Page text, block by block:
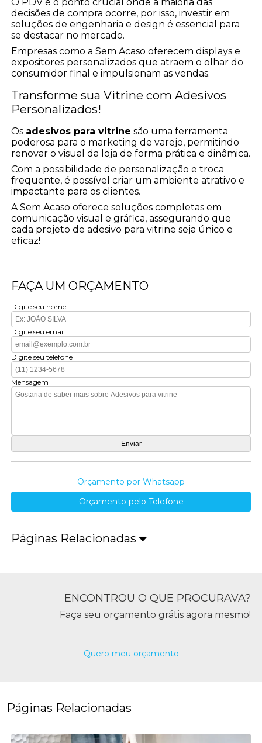
O PDV é o ponto crucial onde a maioria das
decisões de compra ocorre, por isso, investir em
soluções de engenharia e design é essencial para
se destacar no mercado.
Empresas como a Sem Acaso oferecem displays e
expositores personalizados que atraem o olhar do
consumidor final e impulsionam as vendas.
Transforme sua Vitrine com Adesivos
Personalizados!
Os adesivos para vitrine são uma ferramenta
poderosa para o marketing de varejo, permitindo
renovar o visual da loja de forma prática e dinâmica.
Com a possibilidade de personalização e troca
frequente, é possível criar um ambiente atrativo e
impactante para os clientes.
A Sem Acaso oferece soluções completas em
comunicação visual e gráfica, assegurando que
cada projeto de adesivo para vitrine seja único e
eficaz!
FAÇA UM ORÇAMENTO
Digite seu nome
Digite seu email
Digite seu telefone
Mensagem
Orçamento por Whatsapp
Orçamento pelo Telefone
Páginas Relacionadas
ENCONTROU O QUE PROCURAVA?
Faça seu orçamento grátis agora mesmo!
Quero meu orçamento
Páginas Relacionadas